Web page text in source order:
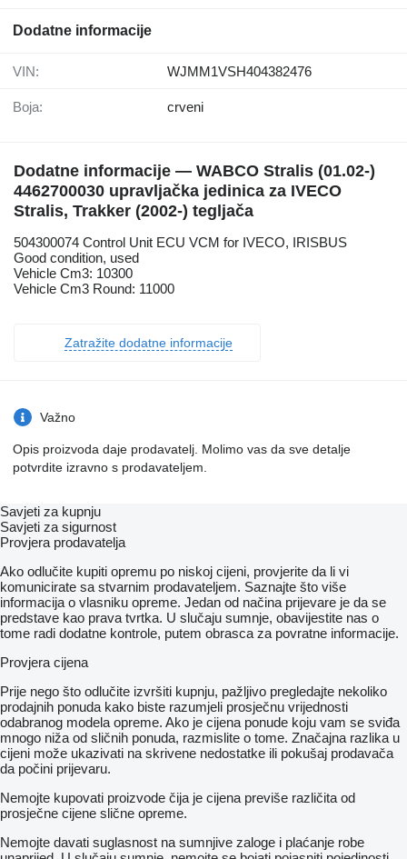
Dodatne informacije
VIN: WJMM1VSH404382476
Boja: crveni
Dodatne informacije — WABCO Stralis (01.02-)
4462700030 upravljačka jedinica za IVECO
Stralis, Trakker (2002-) tegljača
504300074 Control Unit ECU VCM for IVECO, IRISBUS
Good condition, used
Vehicle Cm3: 10300
Vehicle Cm3 Round: 11000
Zatražite dodatne informacije
Važno
Opis proizvoda daje prodavatelj. Molimo vas da sve detalje
potvrdite izravno s prodavateljem.
Savjeti za kupnju
Savjeti za sigurnost
Provjera prodavatelja
Ako odlučite kupiti opremu po niskoj cijeni, provjerite da li vi
komunicirate sa stvarnim prodavateljem. Saznajte što više
informacija o vlasniku opreme. Jedan od načina prijevare je da se
predstave kao prava tvrtka. U slučaju sumnje, obavijestite nas o
tome radi dodatne kontrole, putem obrasca za povratne informacije.
Provjera cijena
Prije nego što odlučite izvršiti kupnju, pažljivo pregledajte nekoliko
prodajnih ponuda kako biste razumjeli prosječnu vrijednosti
odabranog modela opreme. Ako je cijena ponude koju vam se sviđa
mnogo niža od sličnih ponuda, razmislite o tome. Značajna razlika u
cijeni može ukazivati ​​na skrivene nedostatke ili pokušaj prodavača
da počini prijevaru.
Nemojte kupovati proizvode čija je cijena previše različita od
prosječne cijene slične opreme.
Nemojte davati suglasnost na sumnjive zaloge i plaćanje robe